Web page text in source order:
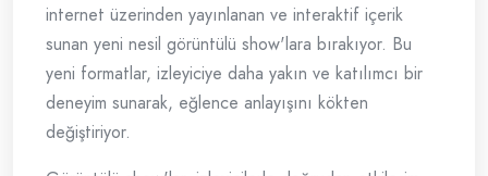
internet üzerinden yayınlanan ve interaktif içerik
sunan yeni nesil görüntülü show'lara bırakıyor. Bu
yeni formatlar, izleyiciye daha yakın ve katılımcı bir
deneyim sunarak, eğlence anlayışını kökten
değiştiriyor.